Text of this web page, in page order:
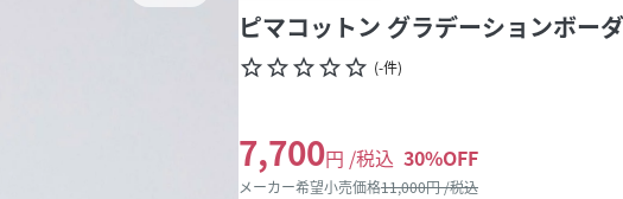
ピマコットン グラデーションボー
star_borderstar_borderstar_borderstar_borderstar_border (-件)
7,700円 /税込 30%OFF
メーカー希望小売価格11,000円 /税込